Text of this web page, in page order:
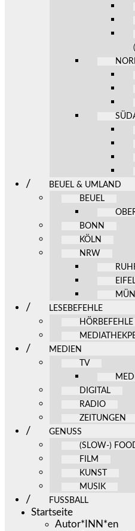
BEUEL & UMLAND
BEUEL
BONN
KÖLN
NRW
LESEBEFEHLE
HÖRBEFEHLE
MEDIEN
TV
DIGITAL
RADIO
ZEITUNGEN
GENUSS
(SLOW-)
FILM
KUNST
MUSIK
FUSSBALL
Startseite
Autor*INN*en